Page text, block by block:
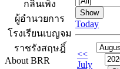
กลิ่นเพ็ง
ผู้อำนวยการ
โรงเรียนเบญจม
ราชรังสฤษฎิ์
About BRR
Today
<<
July